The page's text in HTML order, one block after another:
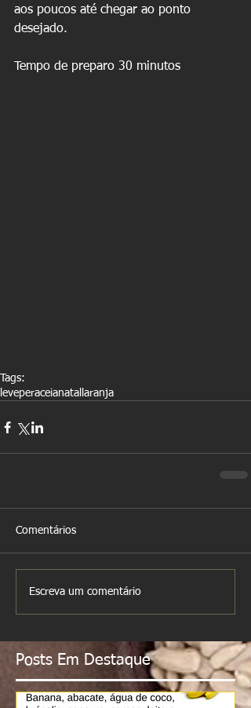
aos poucos até chegar ao ponto
desejado.
Tempo de preparo 30 minutos
Tags:
leveperaceianatal laranja
Comentários
Escreva um comentário
Posts Em Destaque